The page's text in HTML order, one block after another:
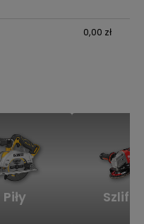
0,00 zł
Piły